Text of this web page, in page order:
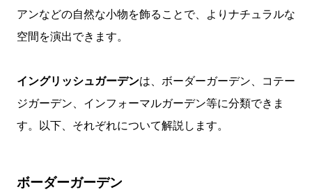
アンなどの自然な小物を飾ることで、よりナチュラルな
空間を演出できます。
イングリッシュガーデンは、ボーダーガーデン、コテー
ジガーデン、インフォーマルガーデン等に分類できま
す。以下、それぞれについて解説します。
ボーダーガーデン